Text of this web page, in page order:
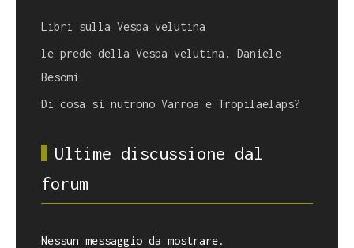
Libri sulla Vespa velutina
le prede della Vespa velutina. Daniele
Besomi
Di cosa si nutrono Varroa e Tropilaelaps?
Ultime discussione dal
forum
Nessun messaggio da mostrare.